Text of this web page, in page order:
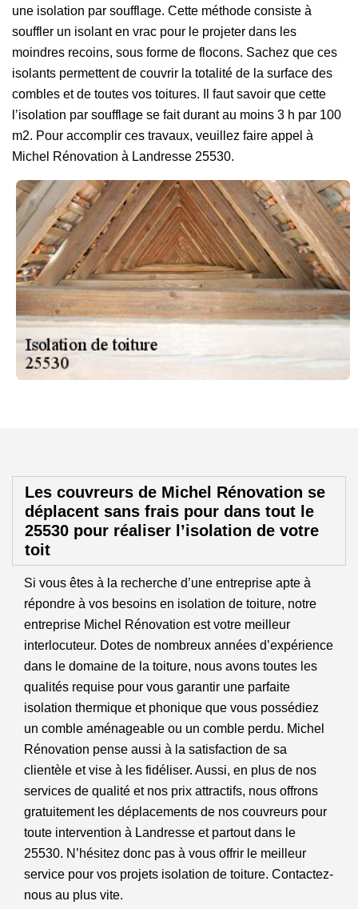
une isolation par soufflage. Cette méthode consiste à
souffler un isolant en vrac pour le projeter dans les
moindres recoins, sous forme de flocons. Sachez que ces
isolants permettent de couvrir la totalité de la surface des
combles et de toutes vos toitures. Il faut savoir que cette
l’isolation par soufflage se fait durant au moins 3 h par 100
m2. Pour accomplir ces travaux, veuillez faire appel à
Michel Rénovation à Landresse 25530.
Les couvreurs de Michel Rénovation se
déplacent sans frais pour dans tout le
25530 pour réaliser l’isolation de votre
toit
Si vous êtes à la recherche d’une entreprise apte à
répondre à vos besoins en isolation de toiture, notre
entreprise Michel Rénovation est votre meilleur
interlocuteur. Dotes de nombreux années d’expérience
dans le domaine de la toiture, nous avons toutes les
qualités requise pour vous garantir une parfaite
isolation thermique et phonique que vous possédiez
un comble aménageable ou un comble perdu. Michel
Rénovation pense aussi à la satisfaction de sa
clientèle et vise à les fidéliser. Aussi, en plus de nos
services de qualité et nos prix attractifs, nous offrons
gratuitement les déplacements de nos couvreurs pour
toute intervention à Landresse et partout dans le
25530. N’hésitez donc pas à vous offrir le meilleur
service pour vos projets isolation de toiture. Contactez-
nous au plus vite.